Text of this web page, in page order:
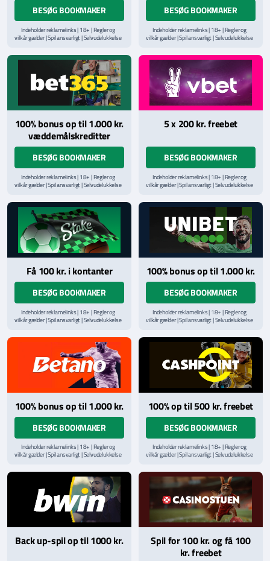
BESØG BOOKMAKER
Indeholder reklamelinks | 18+ | Regler og
vilkår gælder | Spil ansvarligt | Selvudelukkelse
hjælpelinje påStopSpillet.dk
Læs vilkår og betingelserher
BESØG BOOKMAKER
Indeholder reklamelinks | 18+ | Regler og
vilkår gælder | Spil ansvarligt | Selvudelukkelse
hjælpelinje påStopSpillet.dk
Læs vilkår og betingelserher
100% bonus op til 1.000 kr.
væddemålskreditter
BESØG BOOKMAKER
Indeholder reklamelinks | 18+ | Regler og
vilkår gælder | Spil ansvarligt | Selvudelukkelse
hjælpelinje påStopSpillet.dk
5 x 200 kr. freebet
BESØG BOOKMAKER
Indeholder reklamelinks | 18+ | Regler og
vilkår gælder | Spil ansvarligt | Selvudelukkelse
hjælpelinje påStopSpillet.dk
Læs vilkår og betingelserher
Få 100 kr. i kontanter
BESØG BOOKMAKER
Indeholder reklamelinks | 18+ | Regler og
vilkår gælder | Spil ansvarligt | Selvudelukkelse
hjælpelinje påStopSpillet.dk
her
100% bonus op til 1.000 kr.
BESØG BOOKMAKER
Indeholder reklamelinks | 18+ | Regler og
vilkår gælder | Spil ansvarligt | Selvudelukkelse
hjælpelinje påStopSpillet.dk
Læs vilkår og betingelserher
100% bonus op til 1.000 kr.
BESØG BOOKMAKER
Indeholder reklamelinks | 18+ | Regler og
vilkår gælder | Spil ansvarligt | Selvudelukkelse
hjælpelinje påStopSpillet.dk
100% op til 500 kr. freebet
BESØG BOOKMAKER
Indeholder reklamelinks | 18+ | Regler og
vilkår gælder | Spil ansvarligt | Selvudelukkelse
hjælpelinje påStopSpillet.dk
Læs vilkår og betingelserher
Back up-spil op til 1000 kr.
Spil for 100 kr. og få 100
kr. freebet